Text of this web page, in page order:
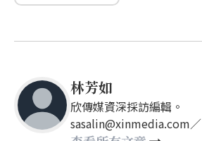
林芳如
欣傳媒資深採訪編輯。
sasalin@xinmedia.com／